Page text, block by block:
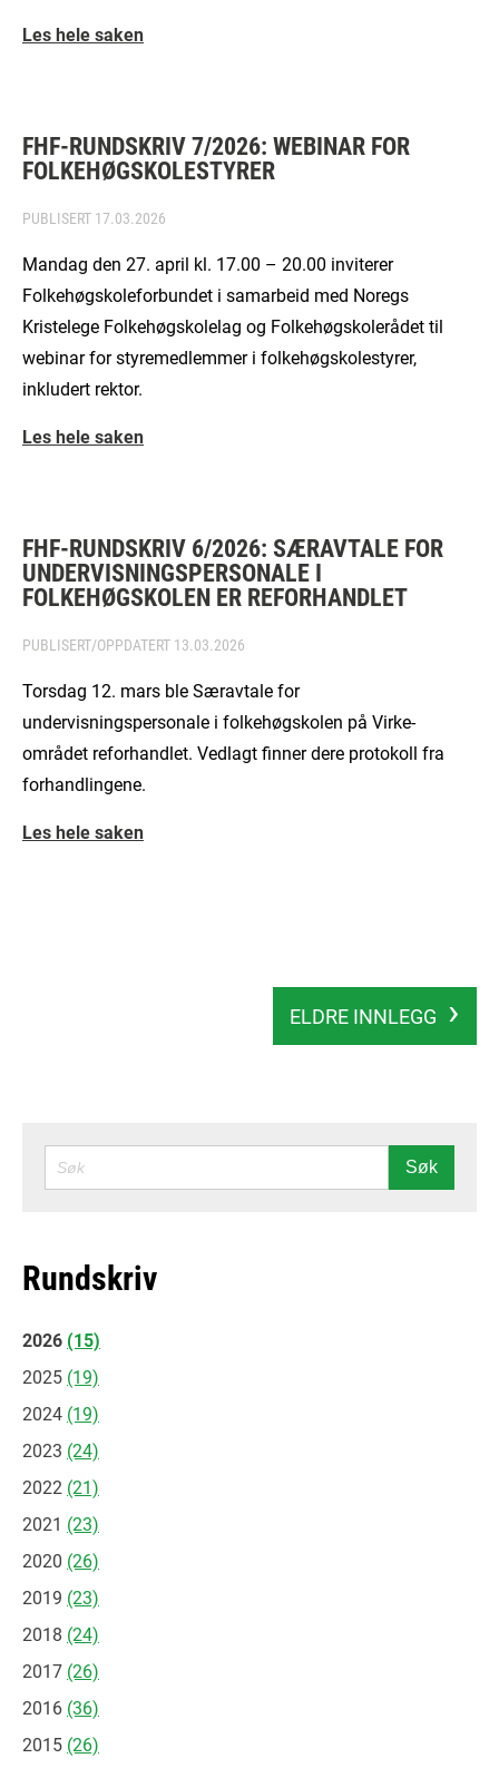
Les hele saken
FHF-RUNDSKRIV 7/2026: WEBINAR FOR
FOLKEHØGSKOLESTYRER
PUBLISERT 17.03.2026
Mandag den 27. april kl. 17.00 – 20.00 inviterer
Folkehøgskoleforbundet i samarbeid med Noregs
Kristelege Folkehøgskolelag og Folkehøgskolerådet til
webinar for styremedlemmer i folkehøgskolestyrer,
inkludert rektor.
Les hele saken
FHF-RUNDSKRIV 6/2026: SÆRAVTALE FOR
UNDERVISNINGSPERSONALE I
FOLKEHØGSKOLEN ER REFORHANDLET
PUBLISERT/OPPDATERT 13.03.2026
Torsdag 12. mars ble Særavtale for
undervisningspersonale i folkehøgskolen på Virke-
området reforhandlet. Vedlagt finner dere protokoll fra
forhandlingene.
Les hele saken
ELDRE INNLEGG
SØK Søk
Rundskriv
2026 (15)
2025 (19)
2024 (19)
2023 (24)
2022 (21)
2021 (23)
2020 (26)
2019 (23)
2018 (24)
2017 (26)
2016 (36)
2015 (26)